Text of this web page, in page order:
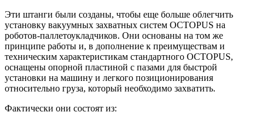
Эти штанги были созданы, чтобы еще больше облегчить
установку вакуумных захватных систем OCTOPUS на
роботов-паллетоукладчиков. Они основаны на том же
принципе работы и, в дополнение к преимуществам и
техническим характеристикам стандартного OCTOPUS,
оснащены опорной пластиной с пазами для быстрой
установки на машину и легкого позиционирования
относительно груза, который необходимо захватить.
Фактически они состоят из: